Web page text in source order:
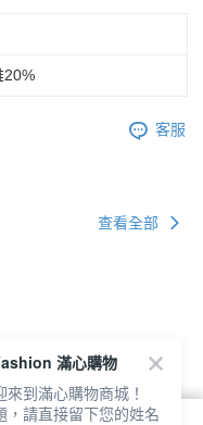
20%
客服
查看全部
方式之詳情，及若您不希
滿心購物
來到滿心購物商城！
，請直接留下您的姓名